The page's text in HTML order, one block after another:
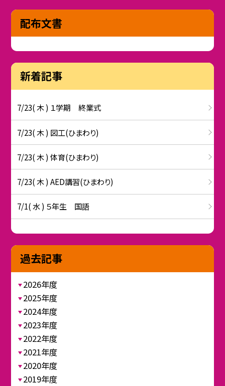
配布文書
新着記事
7/23( 木 ) １学期 終業式
7/23( 木 ) 図工(ひまわり)
7/23( 木 ) 体育(ひまわり)
7/23( 木 ) AED講習(ひまわり)
7/1( 水 ) ５年生 国語
過去記事
2026年度
2025年度
2024年度
2023年度
2022年度
2021年度
2020年度
2019年度